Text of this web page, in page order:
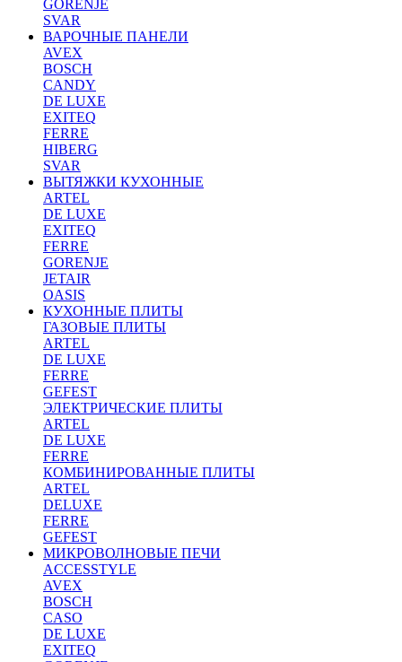
GORENJE
SVAR
ВАРОЧНЫЕ ПАНЕЛИ
AVEX
BOSCH
CANDY
DE LUXE
EXITEQ
FERRE
HIBERG
SVAR
ВЫТЯЖКИ КУХОННЫЕ
ARTEL
DE LUXE
EXITEQ
FERRE
GORENJE
JETAIR
OASIS
КУХОННЫЕ ПЛИТЫ
ГАЗОВЫЕ ПЛИТЫ
ARTEL
DE LUXE
FERRE
GEFEST
ЭЛЕКТРИЧЕСКИЕ ПЛИТЫ
ARTEL
DE LUXE
FERRE
КОМБИНИРОВАННЫЕ ПЛИТЫ
ARTEL
DELUXE
FERRE
GEFEST
МИКРОВОЛНОВЫЕ ПЕЧИ
ACCESSTYLE
AVEX
BOSCH
CASO
DE LUXE
EXITEQ